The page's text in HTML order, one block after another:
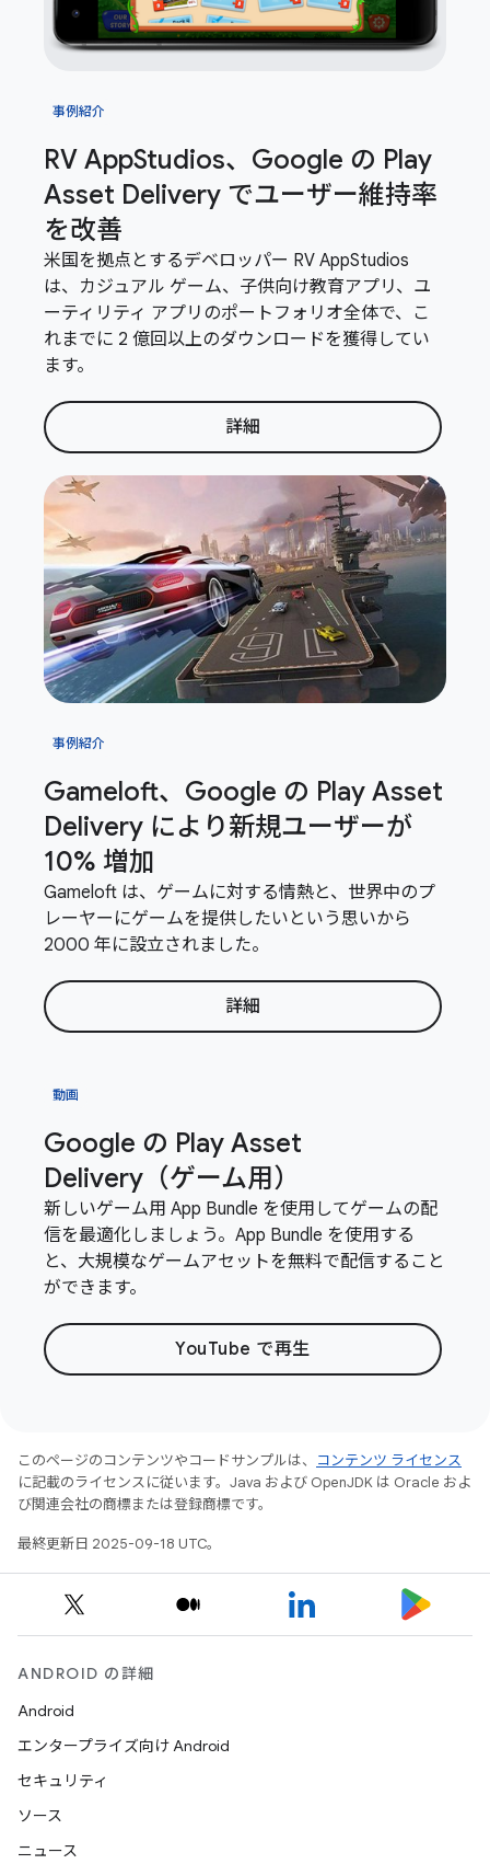
事例紹介
RV AppStudios、Google の Play
Asset Delivery でユーザー維持率
を改善
米国を拠点とするデベロッパー RV AppStudios
は、カジュアル ゲーム、子供向け教育アプリ、ユ
ーティリティ アプリのポートフォリオ全体で、こ
れまでに 2 億回以上のダウンロードを獲得してい
ます。
詳細
事例紹介
Gameloft、Google の Play Asset
Delivery により新規ユーザーが
10% 増加
Gameloft は、ゲームに対する情熱と、世界中のプ
レーヤーにゲームを提供したいという思いから
2000 年に設立されました。
詳細
動画
Google の Play Asset
Delivery（ゲーム用）
新しいゲーム用 App Bundle を使用してゲームの配
信を最適化しましょう。App Bundle を使用する
と、大規模なゲームアセットを無料で配信すること
ができます。
YouTube で再生
このページのコンテンツやコードサンプルは、
コンテンツ ライセンス
に記載のライセンスに従います。Java および OpenJDK は Oracle およ
び関連会社の商標または登録商標です。
最終更新日 2025-09-18 UTC。
ANDROID の詳細
Android
エンタープライズ向け Android
セキュリティ
ソース
ニュース